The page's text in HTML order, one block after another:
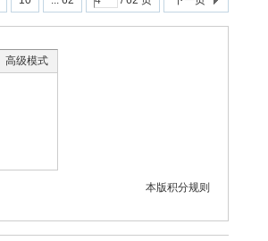
高级模式
本版积分规则